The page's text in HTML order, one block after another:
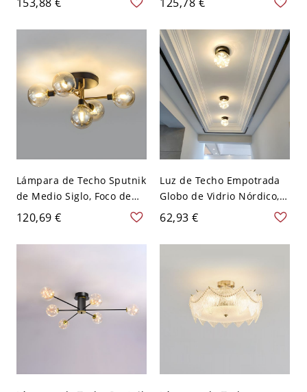
globos de vidrio
estrellados brillantes -
Dorado 110 A 120 V 3+1
Luz cálida
de Vidrio Estrellados con
Aro de Metal Cepillado -
Negro 110 A 120 V 41,91
cm Blanco
Lámpara de Techo Sputnik
de Medio Siglo, Foco de
Techo de 4 Globos para
Techos Bajos - 110 A 120 V
Transparente
120,69 €
Luz de Techo Empotrada
Globo de Vidrio Nórdico,
Lámpara Compacta para
Pasillo - Negro 110 A 120
V Transparente
62,93 €